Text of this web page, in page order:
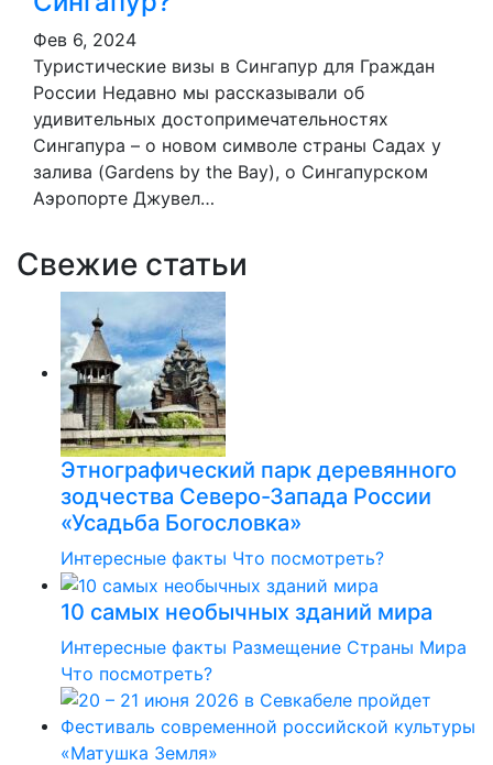
Фев 6, 2024
Туристические визы в Сингапур для Граждан
России Недавно мы рассказывали об
удивительных достопримечательностях
Сингапура – о новом символе страны Садах у
залива (Gardens by the Bay), о Сингапурском
Аэропорте Джувел…
Свежие статьи
Этнографический парк деревянного
зодчества Северо-Запада России
«Усадьба Богословка»
Интересные факты Что посмотреть?
10 самых необычных зданий мира
Интересные факты Размещение Страны Мира
Что посмотреть?